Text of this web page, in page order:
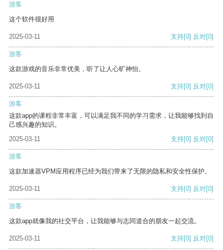
游客
这个软件很好用
2025-03-11 支持[0] 反对[0]
游客
这款游戏的音乐非常优美，听了让人心旷神怡。
2025-03-11 支持[0] 反对[0]
游客
这款app的课程非常丰富，可以满足我不同的学习需求，让我能够找到自
己感兴趣的知识。
2025-03-11
支持[0] 反对[0]
游客
这款加速器VPM应用程序已经为我们带来了无限的隐私和安全性保护。
2025-03-11 支持[0] 反对[0]
游客
这款app就像我的社交平台，让我能够与志同道合的朋友一起交流。
2025-03-11 支持[0] 反对[0]